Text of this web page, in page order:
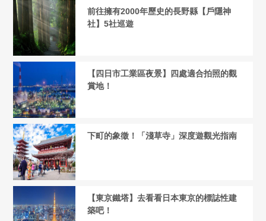
前往擁有2000年歷史的長野縣【戶隱神
社】5社巡遊
【四日市工業區夜景】四處適合拍照的觀
賞地！
下町的象徵！「淺草寺」深度遊觀光指南
【東京鐵塔】去看看日本東京的標誌性建
築吧！